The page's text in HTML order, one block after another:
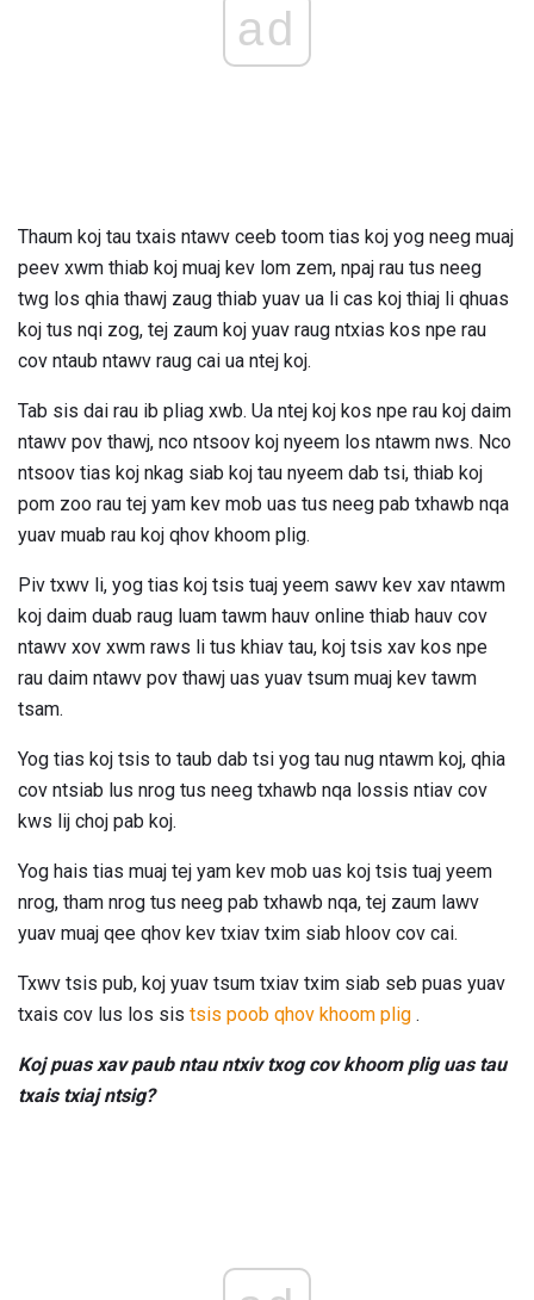
ad
Thaum koj tau txais ntawv ceeb toom tias koj yog neeg muaj
peev xwm thiab koj muaj kev lom zem, npaj rau tus neeg
twg los qhia thawj zaug thiab yuav ua li cas koj thiaj li qhuas
koj tus nqi zog, tej zaum koj yuav raug ntxias kos npe rau
cov ntaub ntawv raug cai ua ntej koj.
Tab sis dai rau ib pliag xwb. Ua ntej koj kos npe rau koj daim
ntawv pov thawj, nco ntsoov koj nyeem los ntawm nws. Nco
ntsoov tias koj nkag siab koj tau nyeem dab tsi, thiab koj
pom zoo rau tej yam kev mob uas tus neeg pab txhawb nqa
yuav muab rau koj qhov khoom plig.
Piv txwv li, yog tias koj tsis tuaj yeem sawv kev xav ntawm
koj daim duab raug luam tawm hauv online thiab hauv cov
ntawv xov xwm raws li tus khiav tau, koj tsis xav kos npe
rau daim ntawv pov thawj uas yuav tsum muaj kev tawm
tsam.
Yog tias koj tsis to taub dab tsi yog tau nug ntawm koj, qhia
cov ntsiab lus nrog tus neeg txhawb nqa lossis ntiav cov
kws lij choj pab koj.
Yog hais tias muaj tej yam kev mob uas koj tsis tuaj yeem
nrog, tham nrog tus neeg pab txhawb nqa, tej zaum lawv
yuav muaj qee qhov kev txiav txim siab hloov cov cai.
Txwv tsis pub, koj yuav tsum txiav txim siab seb puas yuav
txais cov lus los sis tsis poob qhov khoom plig .
Koj puas xav paub ntau ntxiv txog cov khoom plig uas tau
txais txiaj ntsig?